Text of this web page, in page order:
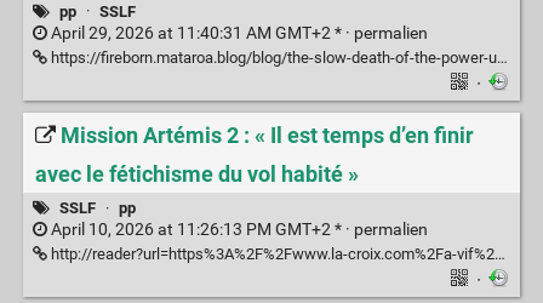
pp · SSLF
April 29, 2026 at 11:40:31 AM GMT+2 * · permalien
https://fireborn.mataroa.blog/blog/the-slow-death-of-the-power-user/
·
Mission Artémis 2 : « Il est temps d’en finir
avec le fétichisme du vol habité »
SSLF · pp
April 10, 2026 at 11:26:13 PM GMT+2 * · permalien
http://reader?url=https%3A%2F%2Fwww.la-croix.com%2Fa-vif%2Fmission-artemis-2-il-est-temps-d-en-finir-avec-le-fetichisme-du-vol-habite-20260410
·